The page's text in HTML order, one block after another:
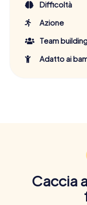
Difficoltà
Azione
Team
Adatto ai
Caccia